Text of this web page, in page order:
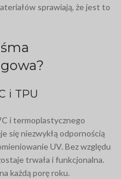
sprawiają, że jest to
i TPU
i termoplastycznego
się niezwykłą odpornością
UV. Bez względu
trwała i funkcjonalna.
każdą porę roku.